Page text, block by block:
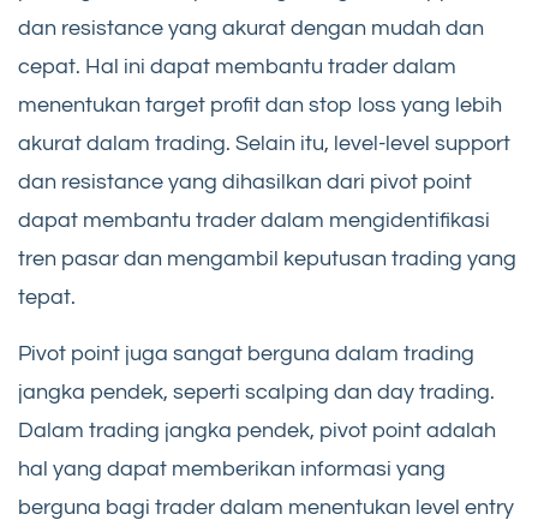
dan resistance yang akurat dengan mudah dan
cepat. Hal ini dapat membantu trader dalam
menentukan target profit dan stop loss yang lebih
akurat dalam trading. Selain itu, level-level support
dan resistance yang dihasilkan dari pivot point
dapat membantu trader dalam mengidentifikasi
tren pasar dan mengambil keputusan trading yang
tepat.
Pivot point juga sangat berguna dalam trading
jangka pendek, seperti scalping dan day trading.
Dalam trading jangka pendek, pivot point adalah
hal yang dapat memberikan informasi yang
berguna bagi trader dalam menentukan level entry